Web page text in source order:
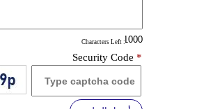
: Characters Left
Security Code *